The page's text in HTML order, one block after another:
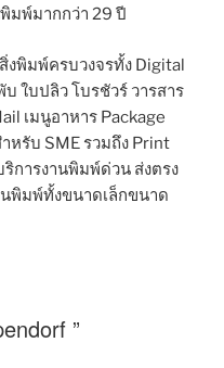
มพ์มากกว่า 29 ปี
พิมพ์ครบวงจรทั้ง Digital
ใบปลิว โบรชัวร์ วารสาร
เมนูอาหาร Package
รับ SME รวมถึง Print
การงานพิมพ์ด่วน ส่งตรง
พิมพ์ทั้งขนาดเล็กขนาด
”